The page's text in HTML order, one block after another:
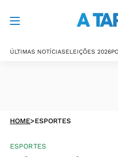
ÚLTIMAS NOTÍCIASELEIÇÕES 2026
HOME>ESPORTES
ESPORTES